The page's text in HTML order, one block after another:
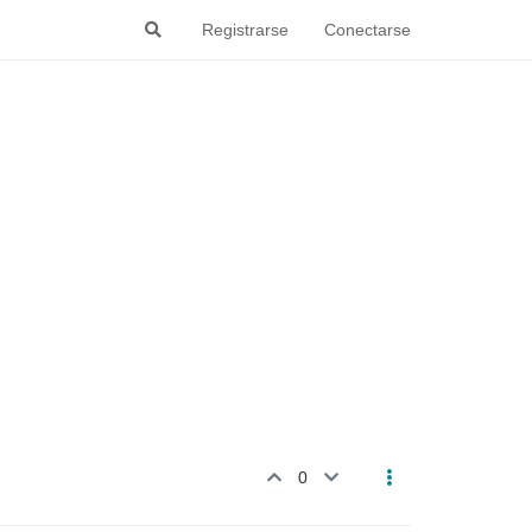
Registrarse Conectarse
0